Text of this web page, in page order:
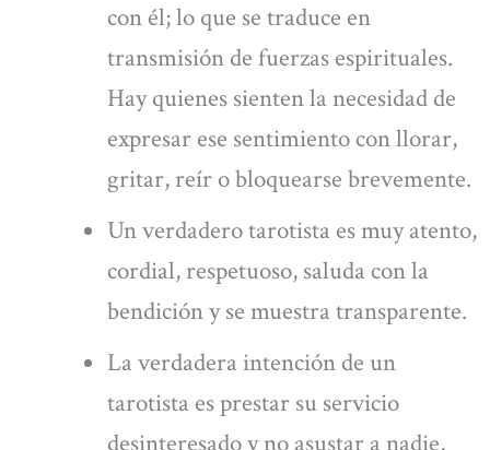
con él; lo que se traduce en
transmisión de fuerzas espirituales.
Hay quienes sienten la necesidad de
expresar ese sentimiento con llorar,
gritar, reír o bloquearse brevemente.
Un verdadero tarotista es muy atento,
cordial, respetuoso, saluda con la
bendición y se muestra transparente.
La verdadera intención de un
tarotista es prestar su servicio